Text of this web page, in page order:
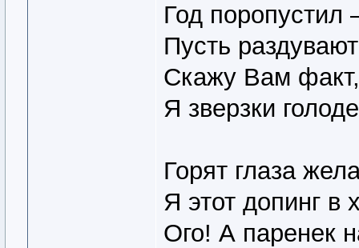
Год поропустил
Пусть
Скажу Вам
Я зверзки
Горят глаза
Я этот допинг в
Ого! А паренек